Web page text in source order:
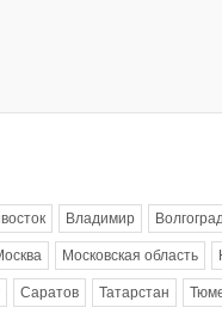
Владимир Волгоград
Московская область
Саратов Татарстан